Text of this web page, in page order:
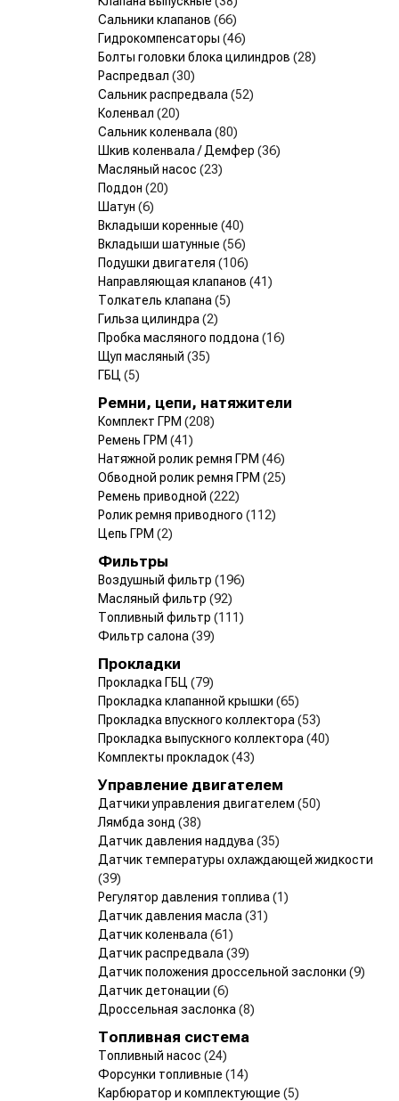
Сальники клапанов (66)
Гидрокомпенсаторы (46)
Болты головки блока цилиндров (28)
Распредвал (30)
Сальник распредвала (52)
Коленвал (20)
Сальник коленвала (80)
Шкив коленвала / Демфер (36)
Масляный насос (23)
Поддон (20)
Шатун (6)
Вкладыши коренные (40)
Вкладыши шатунные (56)
Подушки двигателя (106)
Направляющая клапанов (41)
Толкатель клапана (5)
Гильза цилиндра (2)
Пробка масляного поддона (16)
Щуп масляный (35)
ГБЦ (5)
Ремни, цепи, натяжители
Комплект ГРМ (208)
Ремень ГРМ (41)
Натяжной ролик ремня ГРМ (46)
Обводной ролик ремня ГРМ (25)
Ремень приводной (222)
Ролик ремня приводного (112)
Цепь ГРМ (2)
Фильтры
Воздушный фильтр (196)
Масляный фильтр (92)
Топливный фильтр (111)
Фильтр салона (39)
Прокладки
Прокладка ГБЦ (79)
Прокладка клапанной крышки (65)
Прокладка впускного коллектора (53)
Прокладка выпускного коллектора (40)
Комплекты прокладок(43)
Управление двигателем
Датчики управления двигателем (50)
Лямбда зонд (38)
Датчик давления наддува (35)
Датчик температуры охлаждающей жидкости
(39)
Регулятор давления топлива (1)
Датчик давления масла (31)
Датчик коленвала (61)
Датчик распредвала (39)
Датчик положения дроссельной заслонки (9)
Датчик детонации (6)
Дроссельная заслонка (8)
Топливная система
Топливный насос (24)
Форсунки топливные (14)
Карбюратор и комплектующие (5)